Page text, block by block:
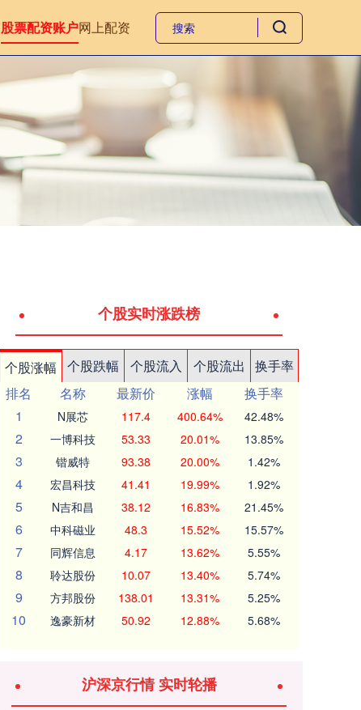
股票配资账户网上配资
个股实时涨跌榜
个股涨幅 个股跌幅 个股流入 个股流出
换手率
排名
名称 最新价 涨幅
换手率
1
N展芯 117.4 400.64% 42.48%
2 一博科技 53.33 20.01% 13.85%
3 锴威特 93.38 20.00% 1.42%
4 宏昌科技 41.41 19.99% 1.92%
5 N吉和昌 38.12 16.83% 21.45%
6 中科磁业 48.3 15.52% 15.57%
7 同辉信息 4.17 13.62% 5.55%
8 聆达股份 10.07 13.40% 5.74%
9 方邦股份 138.01 13.31% 5.25%
10 逸豪新材 50.92 12.88% 5.68%
沪深京行情 实时轮播